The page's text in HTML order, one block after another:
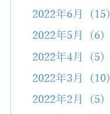
2022年6月 (15)
2022年5月 (6)
2022年4月 (5)
2022年3月 (10)
2022年2月 (5)